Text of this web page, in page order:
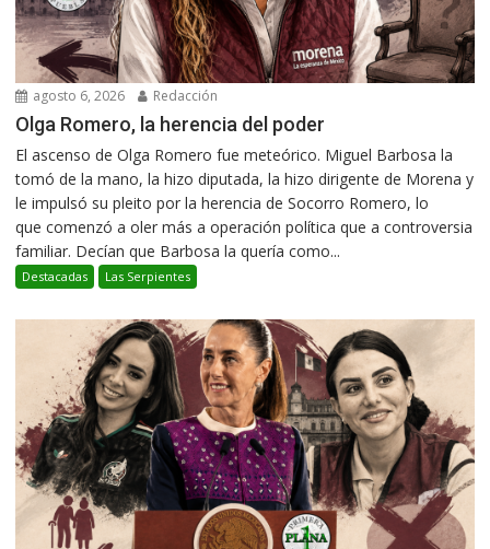
agosto 6, 2026 Redacción
Olga Romero, la herencia del poder
El ascenso de Olga Romero fue meteórico. Miguel Barbosa la
tomó de la mano, la hizo diputada, la hizo dirigente de Morena y
le impulsó su pleito por la herencia de Socorro Romero, lo
que comenzó a oler más a operación política que a controversia
familiar. Decían que Barbosa la quería como...
Destacadas Las Serpientes